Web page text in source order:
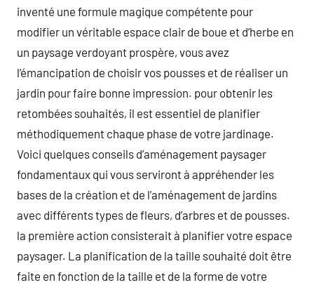
inventé une formule magique compétente pour
modifier un véritable espace clair de boue et d’herbe en
un paysage verdoyant prospère, vous avez
l’émancipation de choisir vos pousses et de réaliser un
jardin pour faire bonne impression. pour obtenir les
retombées souhaités, il est essentiel de planifier
méthodiquement chaque phase de votre jardinage.
Voici quelques conseils d’aménagement paysager
fondamentaux qui vous serviront à appréhender les
bases de la création et de l’aménagement de jardins
avec différents types de fleurs, d’arbres et de pousses.
la première action consisterait à planifier votre espace
paysager. La planification de la taille souhaité doit être
faite en fonction de la taille et de la forme de votre